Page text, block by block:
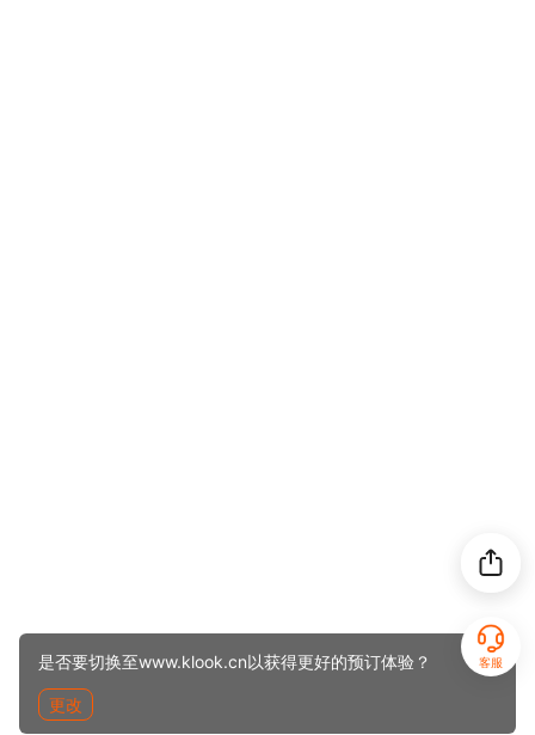
是否要切换至www.klook.cn以获得更好的预订体验？
更改
客服